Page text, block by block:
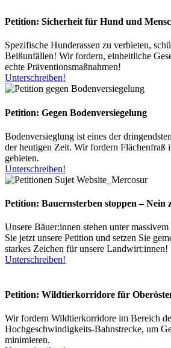
Petition: Sicherheit für Hund und
Spezifische Hunderassen zu verbieten,
Beißunfällen! Wir fordern, einheitliche
echte Präventionsmaßnahmen!
Unterschreiben!
Petition: Gegen Bodenversiegelung
Bodenversieglung ist eines der
der heutigen Zeit. Wir fordern Flächenfraß
gebieten.
Unterschreiben!
Petition: Bauernsterben stoppen – Nein
Unsere Bäuer:innen stehen unter
Sie jetzt unsere Petition und setzen Sie
starkes Zeichen für unsere Landwirt:innen!
Unterschreiben!
Petition: Wildtierkorridore für
Wir fordern Wildtierkorridore im Bereich
Hochgeschwindigkeits-Bahnstrecke, um
minimieren.